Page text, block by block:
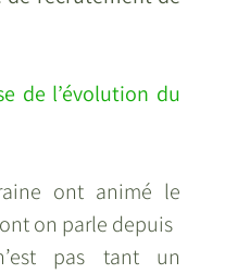
de l’évolution du
ont animé le
on parle depuis
pas tant un